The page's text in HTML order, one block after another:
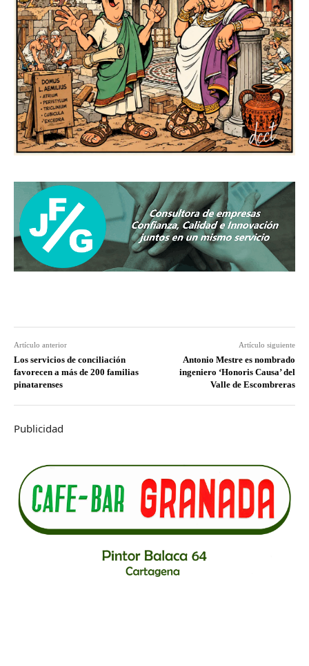
Artículo anterior
Los servicios de conciliación
favorecen a más de 200 familias
pinatarenses
Artículo siguiente
Antonio Mestre es nombrado
ingeniero ‘Honoris Causa’ del
Valle de Escombreras
Publicidad